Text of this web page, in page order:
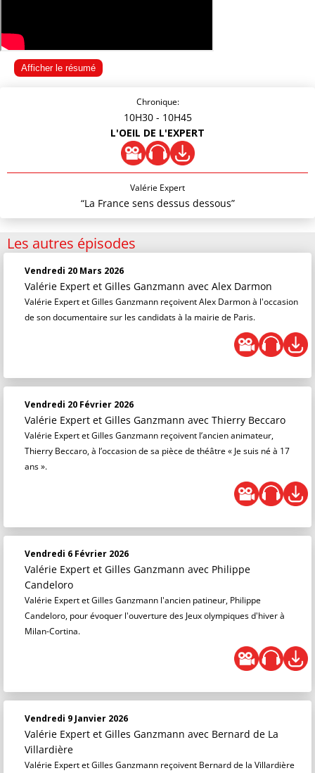
Afficher le résumé
Chronique:
10H30 - 10H45
L'OEIL DE L'EXPERT
Valérie Expert
“La France sens dessus dessous”
Les autres épisodes
Vendredi 20 Mars 2026
Valérie Expert et Gilles Ganzmann avec Alex Darmon
Valérie Expert et Gilles Ganzmann reçoivent Alex Darmon à l'occasion
de son documentaire sur les candidats à la mairie de Paris.
Vendredi 20 Février 2026
Valérie Expert et Gilles Ganzmann avec Thierry Beccaro
Valérie Expert et Gilles Ganzmann reçoivent l’ancien animateur,
Thierry Beccaro, à l’occasion de sa pièce de théâtre « Je suis né à 17
ans ».
Vendredi 6 Février 2026
Valérie Expert et Gilles Ganzmann avec Philippe
Candeloro
Valérie Expert et Gilles Ganzmann l'ancien patineur, Philippe
Candeloro, pour évoquer l'ouverture des Jeux olympiques d'hiver à
Milan-Cortina.
Vendredi 9 Janvier 2026
Valérie Expert et Gilles Ganzmann avec Bernard de La
Villardière
Valérie Expert et Gilles Ganzmann reçoivent Bernard de la Villardière